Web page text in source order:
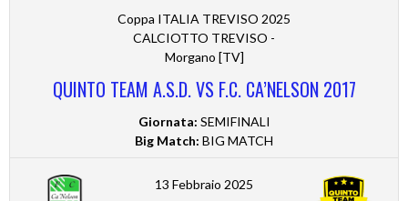
Coppa ITALIA TREVISO 2025
CALCIOTTO TREVISO -
Morgano [TV]
QUINTO TEAM A.S.D. VS F.C. CA’NELSON 2017
Giornata: SEMIFINALI
Big Match: BIG MATCH
13 Febbraio 2025